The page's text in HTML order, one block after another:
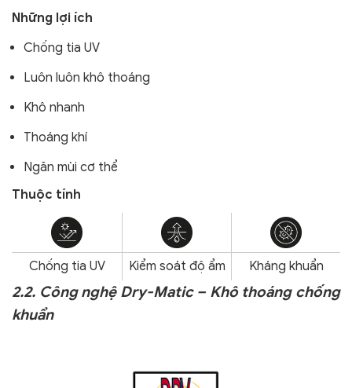
Những lợi ích
Chống tia UV
Luôn luôn khô thoáng
Khô nhanh
Thoáng khí
Ngăn mùi cơ thể
Thuộc tính
Chống tia UV Kiểm soát độ ẩm Kháng khuẩn
2.2. Công nghệ Dry-Matic – Khô thoáng chống
khuẩn